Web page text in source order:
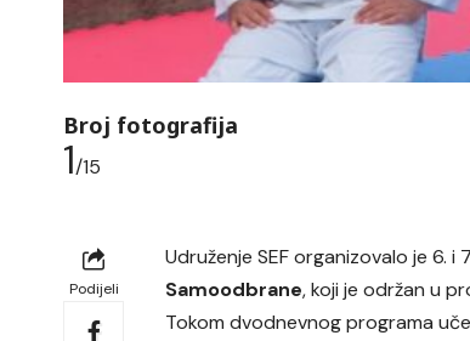
Broj fotografija
1/15
Podijeli
Udruženje SEF organizovalo je 6.
Samoodbrane, koji je održan u
Tokom dvodnevnog programa